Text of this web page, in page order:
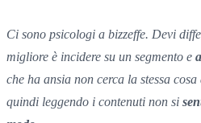
Ci sono psicologi a bizzeffe. Devi
migliore è incidere su un segmento e
che ha ansia non cerca la stessa cosa
quindi leggendo i contenuti non si